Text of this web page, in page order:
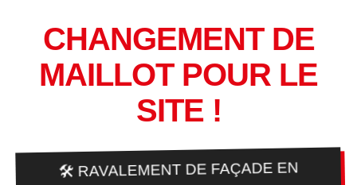
CHANGEMENT DE
MAILLOT POUR LE
SITE !
🛠️ RAVALEMENT DE FAÇADE EN